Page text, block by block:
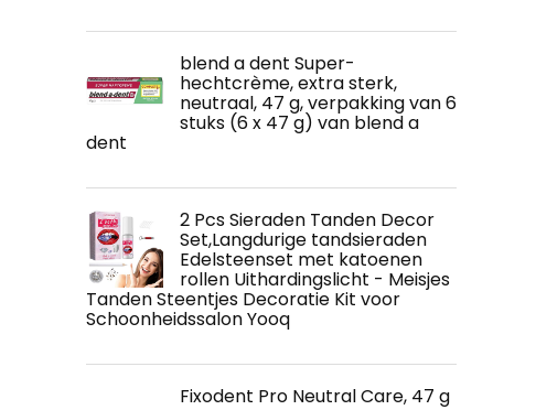
blend a dent Super-
hechtcrème, extra sterk,
neutraal, 47 g, verpakking van 6
stuks (6 x 47 g) van blend a
dent
2 Pcs Sieraden Tanden Decor
Set,Langdurige tandsieraden
Edelsteenset met katoenen
rollen Uithardingslicht - Meisjes
Tanden Steentjes Decoratie Kit voor
Schoonheidssalon Yooq
Fixodent Pro Neutral Care, 47 g